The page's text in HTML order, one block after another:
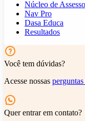
Núcleo de
Nav Pro
Dasa Educa
Resultados
Você tem dúvidas?
Acesse nossas
Quer entrar em contato?